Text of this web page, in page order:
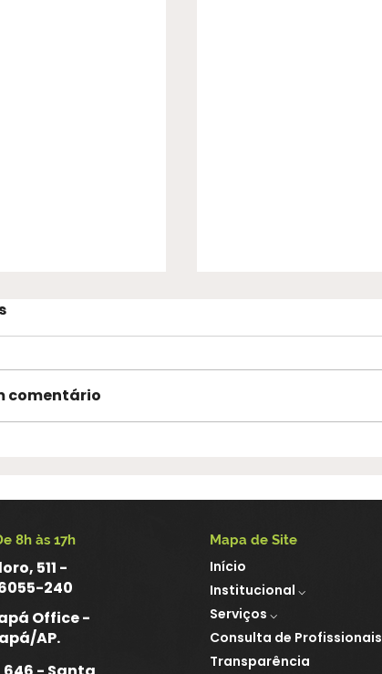
Saúde do
segmento dos
da saúde
comentário
8h às 17h
511 -
240
Office -
AP.
Mapa de Site
Início
Institucional ⌵
Serviços ⌵
Consulta de Profissionais
Transparência